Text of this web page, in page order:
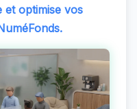
et optimise vos